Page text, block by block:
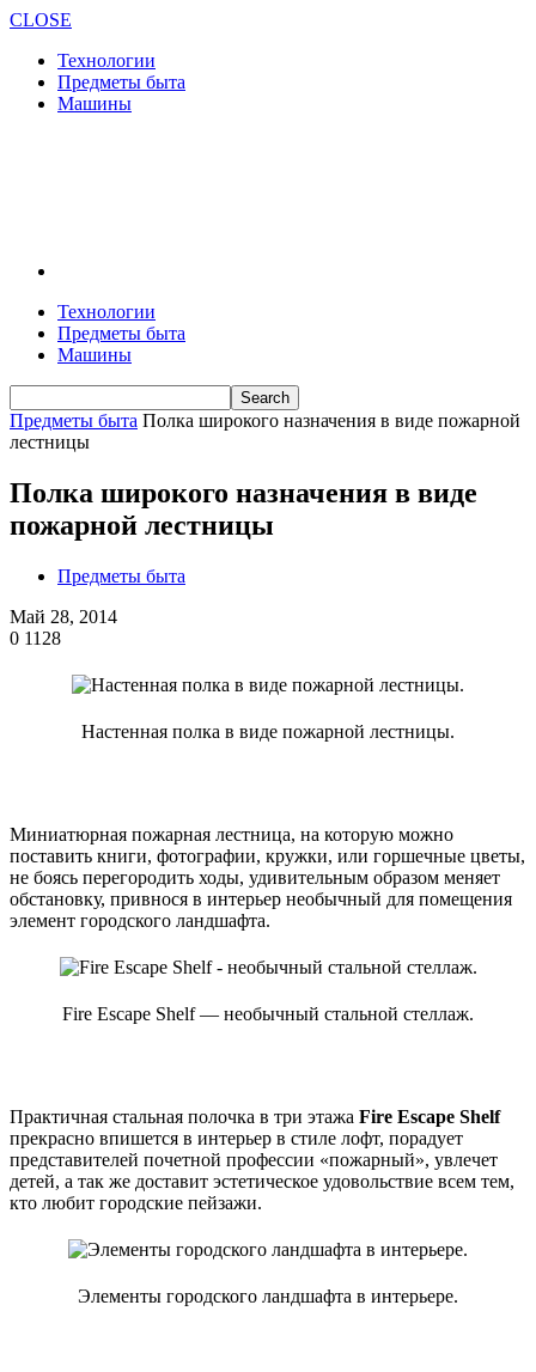
CLOSE
Технологии
Предметы быта
Машины
Технологии
Предметы быта
Машины
Предметы быта Полка широкого назначения в виде пожарной
лестницы
Полка широкого назначения в виде
пожарной лестницы
Предметы быта
Май 28, 2014
0 1128
Настенная полка в виде пожарной лестницы.
Миниатюрная пожарная лестница, на которую можно
поставить книги, фотографии, кружки, или горшечные цветы,
не боясь перегородить ходы, удивительным образом меняет
обстановку, привнося в интерьер необычный для помещения
элемент городского ландшафта.
Fire Escape Shelf — необычный стальной стеллаж.
Практичная стальная полочка в три этажа Fire Escape Shelf
прекрасно впишется в интерьер в стиле лофт, порадует
представителей почетной профессии «пожарный», увлечет
детей, а так же доставит эстетическое удовольствие всем тем,
кто любит городские пейзажи.
Элементы городского ландшафта в интерьере.